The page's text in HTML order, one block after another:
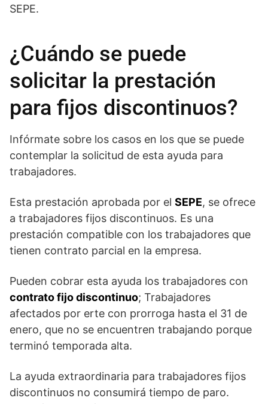
SEPE.
¿Cuándo se puede
solicitar la prestación
para fijos discontinuos?
Infórmate sobre los casos en los que se puede
contemplar la solicitud de esta ayuda para
trabajadores.
Esta prestación aprobada por el SEPE, se ofrece
a trabajadores fijos discontinuos. Es una
prestación compatible con los trabajadores que
tienen contrato parcial en la empresa.
Pueden cobrar esta ayuda los trabajadores con
contrato fijo discontinuo; Trabajadores
afectados por erte con prorroga hasta el 31 de
enero, que no se encuentren trabajando porque
terminó temporada alta.
La ayuda extraordinaria para trabajadores fijos
discontinuos no consumirá tiempo de paro.